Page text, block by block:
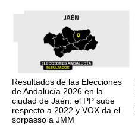
Resultados de las Elecciones
de Andalucía 2026 en la
ciudad de Jaén: el PP sube
respecto a 2022 y VOX da el
sorpasso a JMM